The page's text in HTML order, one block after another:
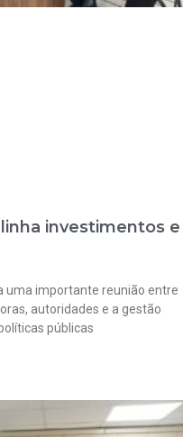
investimentos e
uma importante reunião entre
autoridades e a gestão
públicas